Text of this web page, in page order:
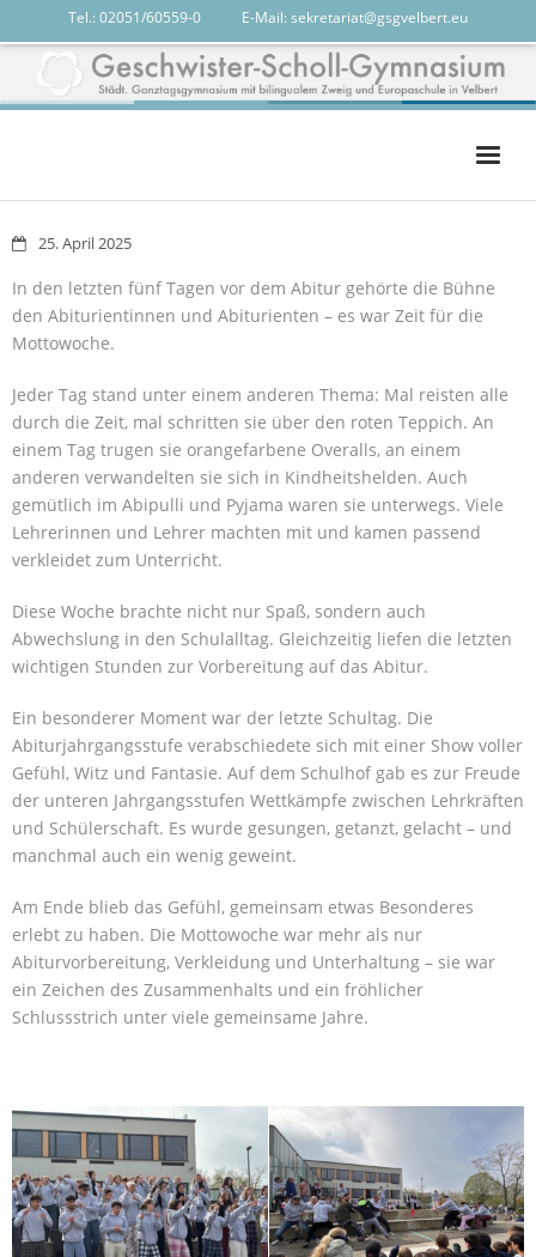
Tel.: 02051/60559-0 E-Mail: sekretariat@gsgvelbert.eu
Unterricht
calendar
25. April 2025
In den letzten fünf Tagen vor dem Abitur gehörte die Bühne
den Abiturientinnen und Abiturienten – es war Zeit für die
Mottowoche.
Jeder Tag stand unter einem anderen Thema: Mal reisten alle
durch die Zeit, mal schritten sie über den roten Teppich. An
einem Tag trugen sie orangefarbene Overalls, an einem
anderen verwandelten sie sich in Kindheitshelden. Auch
gemütlich im Abipulli und Pyjama waren sie unterwegs. Viele
Lehrerinnen und Lehrer machten mit und kamen passend
verkleidet zum Unterricht.
Diese Woche brachte nicht nur Spaß, sondern auch
Abwechslung in den Schulalltag. Gleichzeitig liefen die letzten
wichtigen Stunden zur Vorbereitung auf das Abitur.
Ein besonderer Moment war der letzte Schultag. Die
Abiturjahrgangsstufe verabschiedete sich mit einer Show voller
Gefühl, Witz und Fantasie. Auf dem Schulhof gab es zur Freude
der unteren Jahrgangsstufen Wettkämpfe zwischen Lehrkräften
und Schülerschaft. Es wurde gesungen, getanzt, gelacht – und
manchmal auch ein wenig geweint.
Am Ende blieb das Gefühl, gemeinsam etwas Besonderes
erlebt zu haben. Die Mottowoche war mehr als nur
Abiturvorbereitung, Verkleidung und Unterhaltung – sie war
ein Zeichen des Zusammenhalts und ein fröhlicher
Schlussstrich unter viele gemeinsame Jahre.